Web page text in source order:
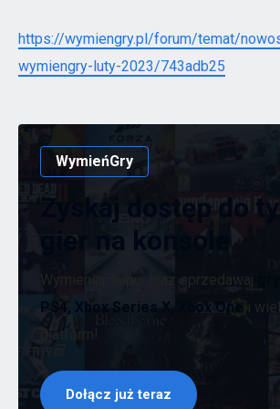
https://wymiengry.pl/forum/temat/
wymiengry-luty-2023/743adb25
WymieńGry
Zyskaj dostęp do
gier na konsole
Wymieniaj, kupuj oraz sprzedawaj
PS4, Xbox Series X, Xbox One i
platform!
Dołącz już teraz